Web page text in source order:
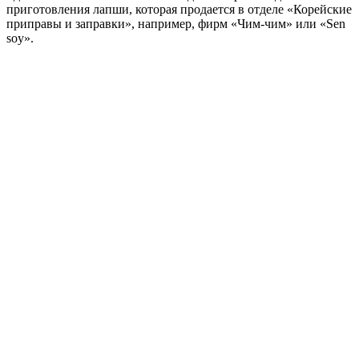
приготовления лапши, которая продается в отделе «Корейские
приправы и заправки», например, фирм «Чим-чим» или «Sen
soy».